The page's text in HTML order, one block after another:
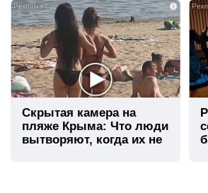
i
Скрытая камера на
пляже Крыма: Что люди
вытворяют, когда их не